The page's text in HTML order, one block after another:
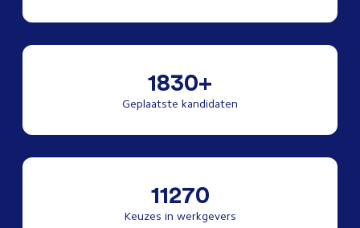
1830+
Geplaatste kandidaten
11270
Keuzes in werkgevers